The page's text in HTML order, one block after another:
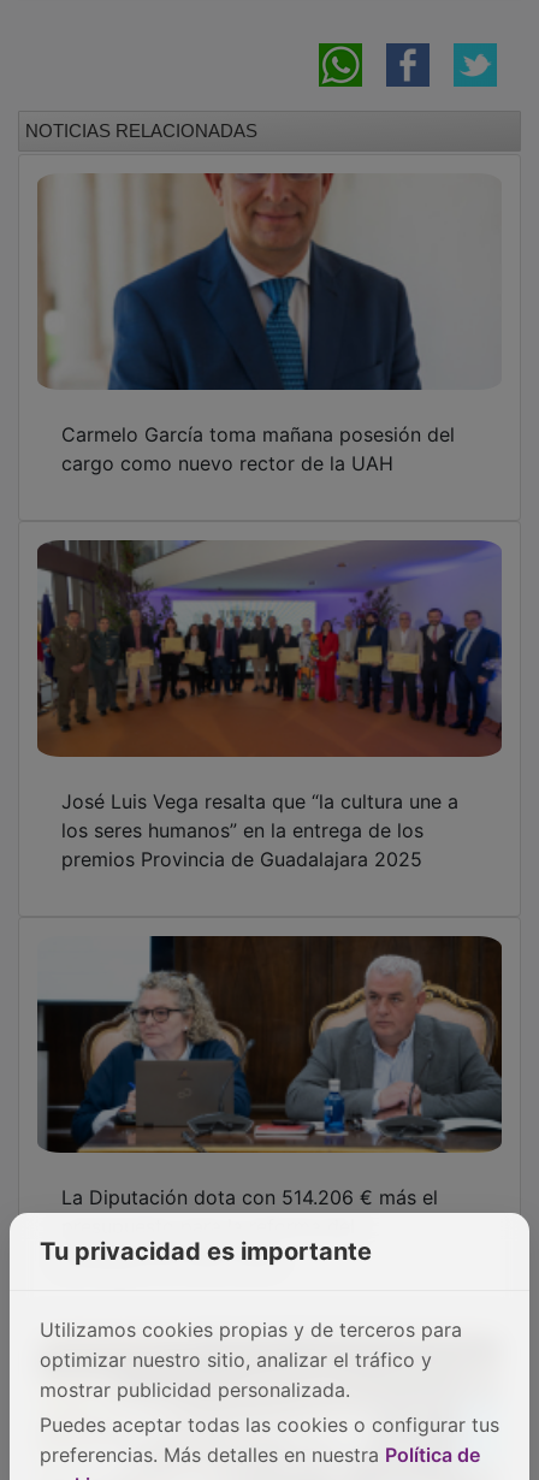
cargo como nuevo rector de la UAH
los seres humanos” en la entrega de los
premios Provincia de Guadalajara 2025
presupuesto para la reforma del
polideportivo San José
Tu privacidad es importante
Utilizamos cookies propias y de terceros para
optimizar nuestro sitio, analizar el tráfico y
mostrar publicidad personalizada.
Puedes aceptar todas las cookies o configurar tus
preferencias. Más detalles en nuestra Política de